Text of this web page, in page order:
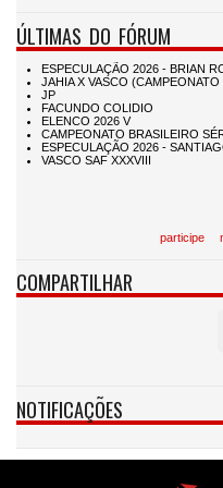
ÚLTIMAS DO FÓRUM
participe
COMPARTILHAR
NOTIFICAÇÕES